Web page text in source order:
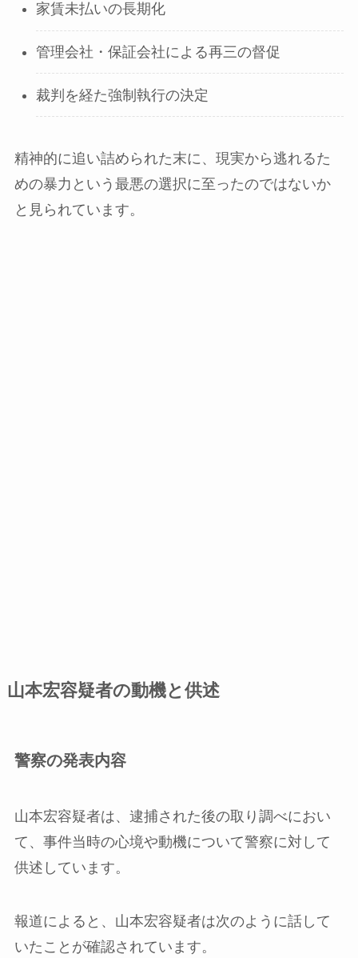
家賃未払いの長期化
管理会社・保証会社による再三の督促
裁判を経た強制執行の決定
精神的に追い詰められた末に、現実から逃れるた
めの暴力という最悪の選択に至ったのではないか
と見られています。
山本宏容疑者の動機と供述
警察の発表内容
山本宏容疑者は、逮捕された後の取り調べにおい
て、事件当時の心境や動機について警察に対して
供述しています。
報道によると、山本宏容疑者は次のように話して
いたことが確認されています。